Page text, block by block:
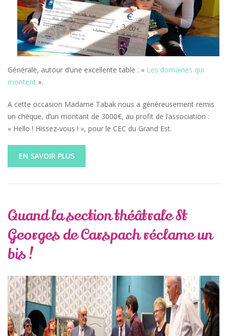
Générale, autour d’une excellente table : « Les domaines qui
montent ».
A cette occasion Madame Tabak nous a généreusement remis
un chèque, d’un montant de 3000€, au profit de l’association :
« Hello ! Hissez-vous ! », pour le CEC du Grand Est.
EN SAVOIR PLUS
Quand la section théâtrale St
Georges de Carspach réclame un
bis !